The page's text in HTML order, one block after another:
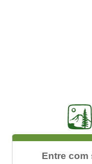
Entre com